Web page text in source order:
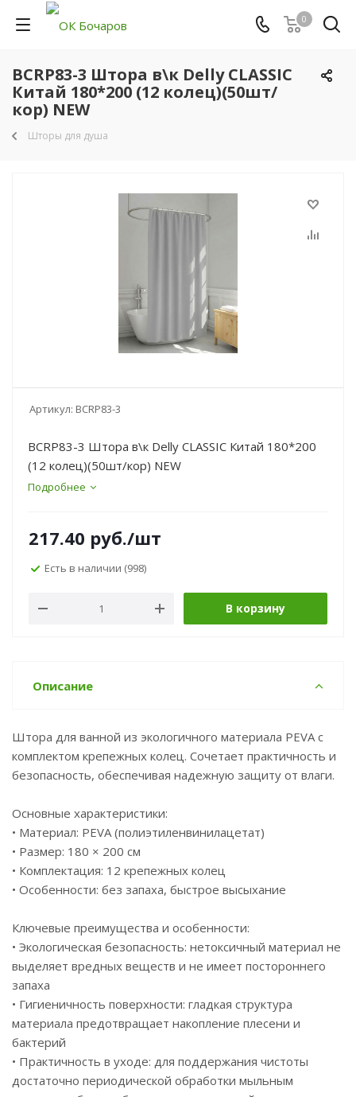
0
BCRP83-3 Штора в\к Delly CLASSIC
Китай 180*200 (12 колец)(50шт/
кор) NEW
Шторы для душа
Артикул: BCRP83-3
BCRP83-3 Штора в\к Delly CLASSIC Китай 180*200
(12 колец)(50шт/кор) NEW
Подробнее
217.40 руб./шт
Есть в наличии (998)
В корзину
Описание
Штора для ванной из экологичного материала PEVA с
комплектом крепежных колец. Сочетает практичность и
безопасность, обеспечивая надежную защиту от влаги.
Основные характеристики:
• Материал: PEVA (полиэтиленвинилацетат)
• Размер: 180 × 200 см
• Комплектация: 12 крепежных колец
• Особенности: без запаха, быстрое высыхание
Ключевые преимущества и особенности:
• Экологическая безопасность: нетоксичный материал не
выделяет вредных веществ и не имеет постороннего
запаха
• Гигиеничность поверхности: гладкая структура
материала предотвращает накопление плесени и
бактерий
• Практичность в уходе: для поддержания чистоты
достаточно периодической обработки мыльным